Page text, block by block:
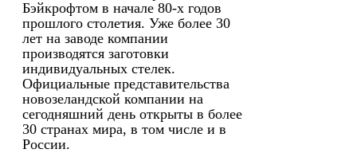
Бэйкрофтом в начале 80-х годов
прошлого столетия. Уже более 30
лет на заводе компании
производятся заготовки
индивидуальных стелек.
Официальные представительства
новозеландской компании на
сегодняшний день открыты в более
30 странах мира, в том числе и в
России.